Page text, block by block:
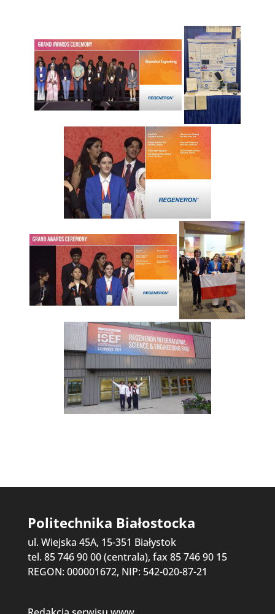
Politechnika Białostocka
ul. Wiejska 45A, 15-351 Białystok
tel. 85 746 90 00 (centrala), fax 85 746 90 15
REGON: 000001672, NIP: 542-020-87-21